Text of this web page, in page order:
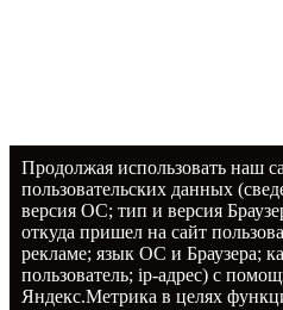
Продолжая использовать наш
пользовательских данных
версия ОС; тип и версия
откуда пришел на сайт
рекламе; язык ОС и Браузера;
пользователь; ip-адрес) с
Яндекс.Метрика в целях